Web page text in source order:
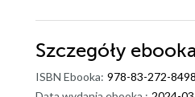
Szczegóły ebooka
ISBN Ebooka: 978-83-272-